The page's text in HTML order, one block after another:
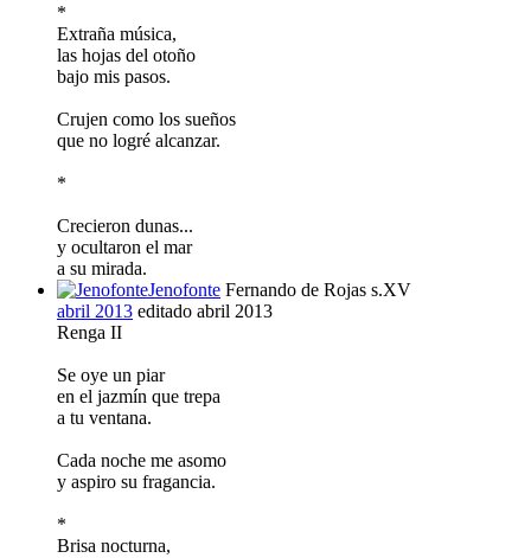
*
Extraña música,
las hojas del otoño
bajo mis pasos.
Crujen como los sueños
que no logré alcanzar.
*
Crecieron dunas...
y ocultaron el mar
a su mirada.
Jenofonte Fernando de Rojas s.XV
abril 2013 editado abril 2013
Renga II
Se oye un piar
en el jazmín que trepa
a tu ventana.
Cada noche me asomo
y aspiro su fragancia.
*
Brisa nocturna,